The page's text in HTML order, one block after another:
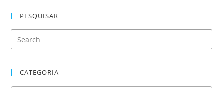
PESQUISAR
CATEGORIA